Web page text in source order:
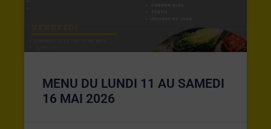
MENU DU LUNDI 11 AU SAMEDI
16 MAI 2026